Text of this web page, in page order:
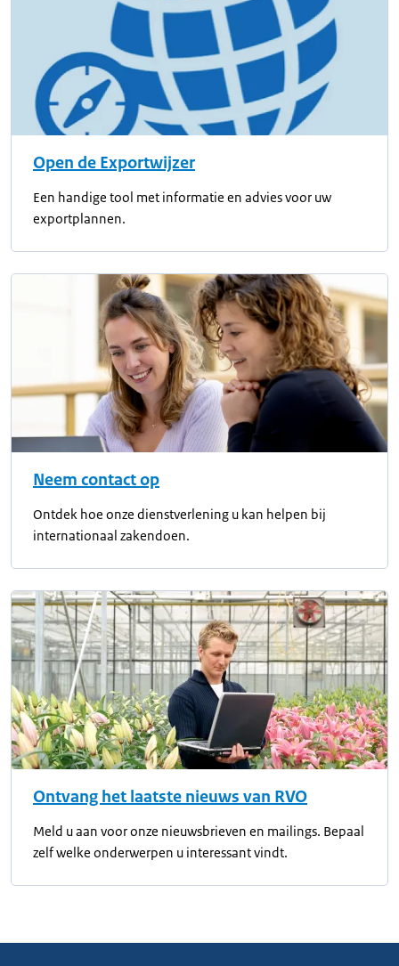
Open de Exportwijzer
Een handige tool met informatie en advies voor uw
exportplannen.
Neem contact op
Ontdek hoe onze dienstverlening u kan helpen bij
internationaal zakendoen.
Ontvang het laatste nieuws van RVO
Meld u aan voor onze nieuwsbrieven en mailings. Bepaal
zelf welke onderwerpen u interessant vindt.